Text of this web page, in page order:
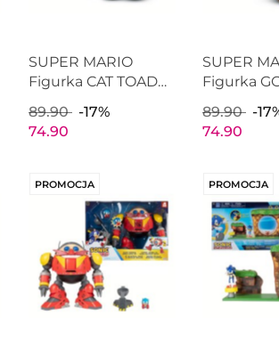
SUPER MARIO
Figurka CAT TOAD
JAKKS PACIFIC
41146
89.90
-17%
74.90
SUPER
Figurka
JAKKS
41146
89.90
-
74.90
PROMOCJA PROMOCJA